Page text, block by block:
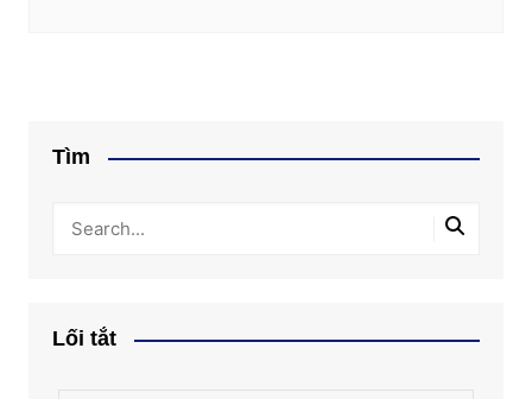
Tìm
Lối tắt